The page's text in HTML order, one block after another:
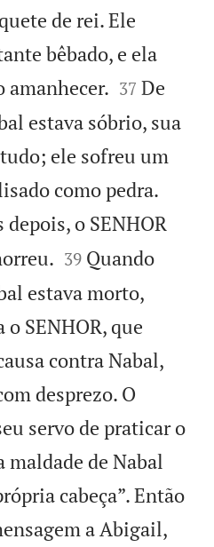
de rei. Ele
bêbado, e ela
amanhecer. 

37 De
estava sóbrio, sua
ele sofreu um
como pedra.
depois, o SENHOR


39 Quando
estava morto,
SENHOR, que
contra Nabal,
desprezo. O
servo de praticar o
maldade de Nabal
cabeça”. Então
a Abigail,